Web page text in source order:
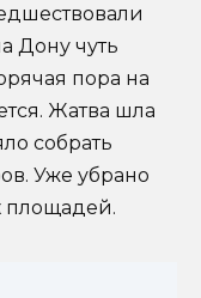
Дону чуть
пора на
Жатва шла
собрать
Уже убрано
площадей.